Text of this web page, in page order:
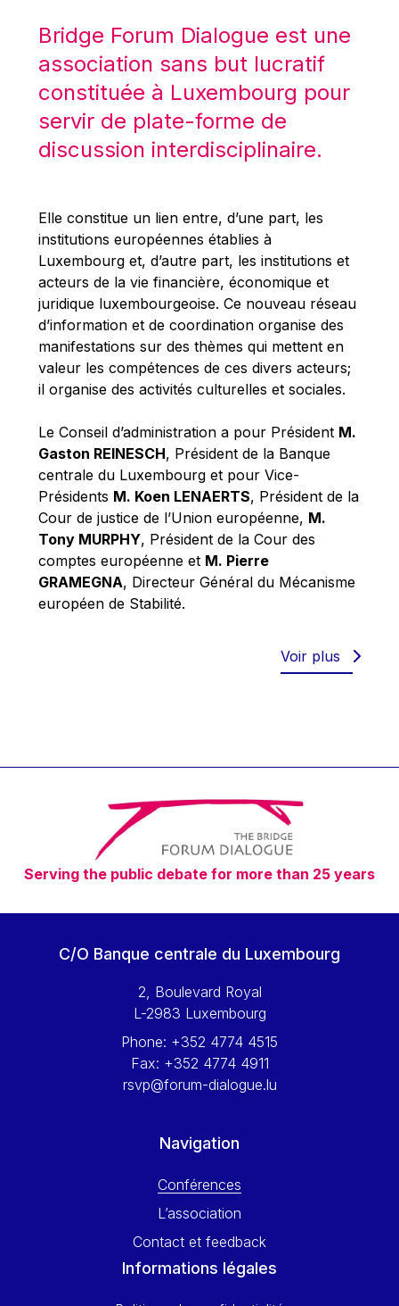
Maroš ŠEFČOVIČ
Martin Bailey
Martine Reicherts
Michael Berry
Michael Palmer
Mireille Delmas-Marty
Nobuo Tanaka
Otmar Issing
Paolo Mengozzi
Paschal Donohoe
Pat Cox
Patrizia Nanz
Philippe Maystadt
Pierre Gramegna
Richard Pelly
Robert Goebbels
Robert REYNDERS
Robert WEIDES
Rolf Tarrach
Vassilios Skouris
Vítor Manuel da Silva Caldeira
Viviane Reding
Walter Hagg
Walter RADERMACHER
Werner Hoyer
Yossi Beillin
Yves Mersch
Bridge Forum Dialogue est une
association sans but lucratif
constituée à Luxembourg pour
servir de plate-forme de
discussion interdisciplinaire.
Elle constitue un lien entre, d’une part, les
institutions européennes établies à
Luxembourg et, d’autre part, les institutions et
acteurs de la vie financière, économique et
juridique luxembourgeoise. Ce nouveau réseau
d’information et de coordination organise des
manifestations sur des thèmes qui mettent en
valeur les compétences de ces divers acteurs;
il organise des activités culturelles et sociales.
Le Conseil d’administration a pour Président M.
Gaston REINESCH, Président de la Banque
centrale du Luxembourg et pour Vice-
Présidents M. Koen LENAERTS, Président de la
Cour de justice de l’Union européenne, M.
Tony MURPHY, Président de la Cour des
comptes européenne et M. Pierre
GRAMEGNA, Directeur Général du Mécanisme
européen de Stabilité.
Voir plus
Serving the public debate for more than 25 years
C/O Banque centrale du Luxembourg
2, Boulevard Royal
L-2983 Luxembourg
Phone: +352 4774 4515
Fax: +352 4774 4911
rsvp@forum-dialogue.lu
Navigation
Conférences
L’association
Contact et feedback
Informations légales